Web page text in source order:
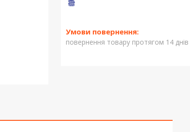
повернення товару протягом 14 днів